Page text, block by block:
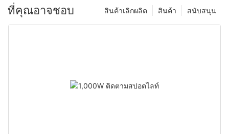
ที่คุณอาจชอบ สนับสนุน
สินค้า
สินค้าเลิกผลิต